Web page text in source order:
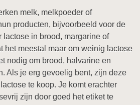
melk, melkpoeder of
producten, bijvoorbeeld voor de
lactose in brood, margarine of
het meestal maar om weinig lactose
nodig om brood, halvarine en
Als je erg gevoelig bent, zijn deze
te koop. Je komt erachter
zijn door goed het etiket te